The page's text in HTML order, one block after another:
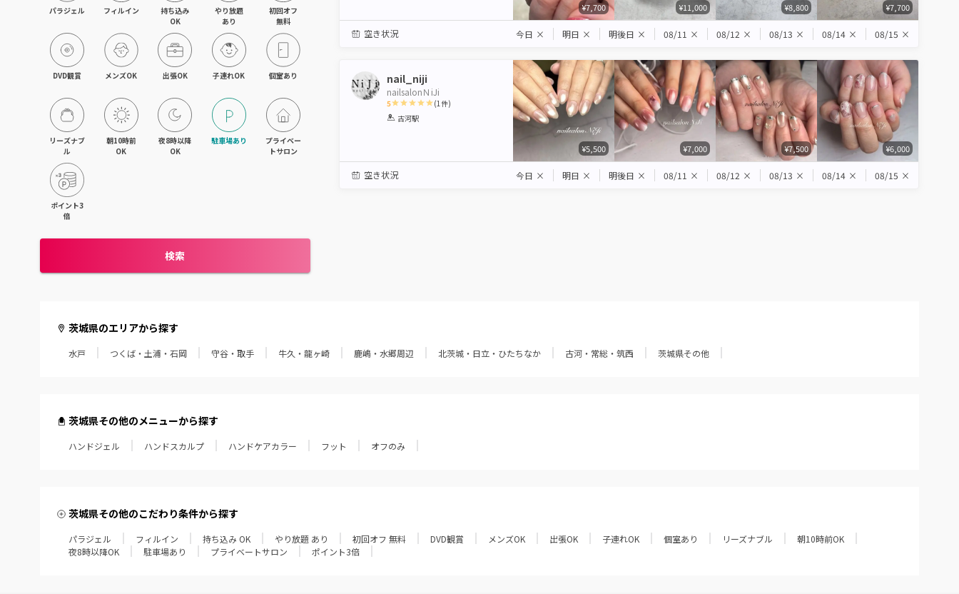
パラジェル フィルイン
持ち込み
OK
やり放題
あり
初回オフ
無料
DVD観賞 メンズOK 出張OK 子連れOK 個室あり
リーズナブ
ル
朝10時前
OK
夜8時以降
OK
駐車場あり
プライベー
トサロン
ポイント3
倍
検索
¥7,700 ¥11,000 ¥8,800 ¥7,700
空き状況 今日 × 明日 × 明後日 × 08/11 × 08/12 × 08/13 × 08/14 × 08/15 ×
nail_niji
nailsalonＮiJi
5
1 2 3 4
(1 件)
古河駅
¥5,500 ¥7,000 ¥7,500 ¥6,000
空き状況 今日 × 明日 × 明後日 × 08/11 × 08/12 × 08/13 × 08/14 × 08/15 ×
茨城県のエリアから探す
水戸 つくば・土浦・石岡 守谷・取手 牛久・龍ヶ崎 鹿嶋・水郷周辺 北茨城・日立・ひたちなか 古河・常総・筑西 茨城県その他
茨城県その他のメニューから探す
ハンドジェル ハンドスカルプ ハンドケアカラー フット オフのみ
茨城県その他のこだわり条件から探す
パラジェル フィルイン 持ち込み OK やり放題 あり 初回オフ 無料 DVD観賞 メンズOK 出張OK 子連れOK 個室あり リーズナブル
朝10時前OK
夜8時以降OK
駐車場あり プライベートサロン ポイント3倍